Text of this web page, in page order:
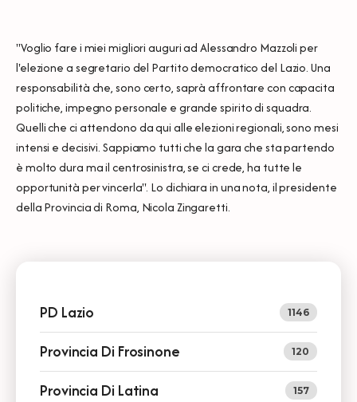
"Voglio fare i miei migliori auguri ad Alessandro Mazzoli per
l'elezione a segretario del Partito democratico del Lazio. Una
responsabilità che, sono certo, saprà affrontare con capacita
politiche, impegno personale e grande spirito di squadra.
Quelli che ci attendono da qui alle elezioni regionali, sono mesi
intensi e decisivi. Sappiamo tutti che la gara che sta partendo
è molto dura ma il centrosinistra, se ci crede, ha tutte le
opportunità per vincerla". Lo dichiara in una nota, il presidente
della Provincia di Roma, Nicola Zingaretti.
PD Lazio 1146
Provincia Di Frosinone 120
Provincia Di Latina 157